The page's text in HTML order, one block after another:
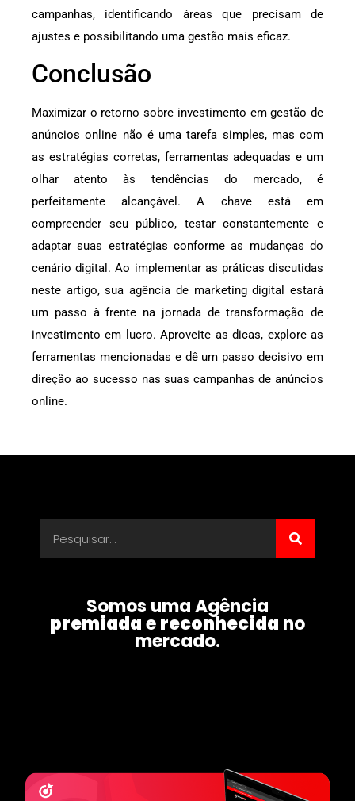
campanhas, identificando áreas que precisam de
ajustes e possibilitando uma gestão mais eficaz.
Conclusão
Maximizar o retorno sobre investimento em gestão de
anúncios online não é uma tarefa simples, mas com
as estratégias corretas, ferramentas adequadas e um
olhar atento às tendências do mercado, é
perfeitamente alcançável. A chave está em
compreender seu público, testar constantemente e
adaptar suas estratégias conforme as mudanças do
cenário digital. Ao implementar as práticas discutidas
neste artigo, sua agência de marketing digital estará
um passo à frente na jornada de transformação de
investimento em lucro. Aproveite as dicas, explore as
ferramentas mencionadas e dê um passo decisivo em
direção ao sucesso nas suas campanhas de anúncios
online.
Somos uma Agência
premiadaereconhecida no
mercado.